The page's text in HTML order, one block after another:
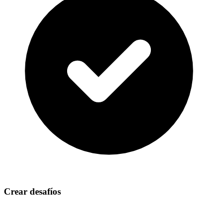
Crear desafíos